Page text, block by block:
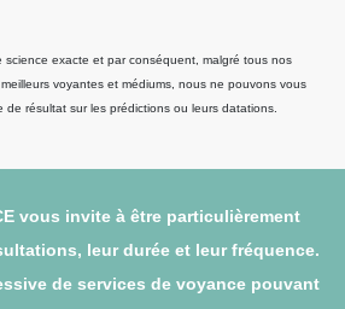
exacte et par conséquent, malgré tous nos
voyantes et médiums, nous ne pouvons vous
de résultat sur les prédictions ou leurs datations.
vous invite à être particulièrement
leur durée et leur fréquence.
de services de voyance pouvant